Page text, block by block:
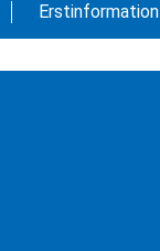
Erstinformation